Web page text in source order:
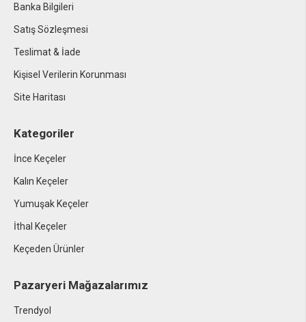
Banka Bilgileri
Satış Sözleşmesi
Teslimat & İade
Kişisel Verilerin Korunması
Site Haritası
Kategoriler
İnce Keçeler
Kalın Keçeler
Yumuşak Keçeler
İthal Keçeler
Keçeden Ürünler
Pazaryeri Mağazalarımız
Trendyol